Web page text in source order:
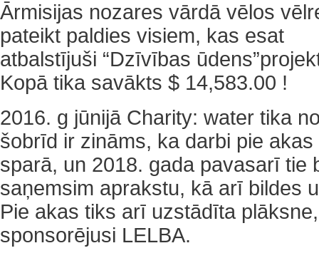
Ārmisijas nozares vārdā vēlos
pateikt paldies visiem, kas esat
atbalstījuši “Dzīvības
Kopā tika savākts $ 14,583.00 !
2016. g jūnijā Charity: water tika
šobrīd ir zināms, ka darbi pie
sparā, un 2018. gada pavasarī tie
saņemsim aprakstu, kā arī bildes
Pie akas tiks arī uzstādīta
sponsorējusi LELBA.